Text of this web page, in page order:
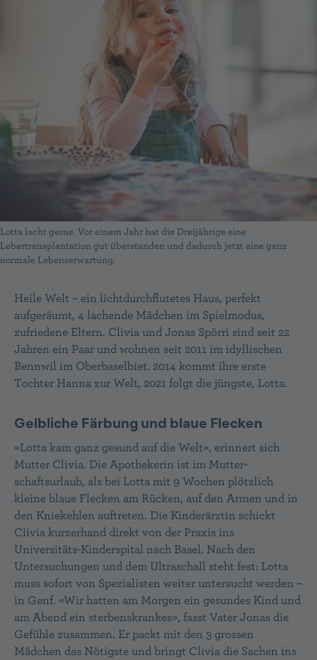
Lotta lacht gerne. Vor einem Jahr hat die Dreijährige eine
Lebertransplantation gut überstanden und dadurch jetzt eine ganz
normale Lebenserwartung.
Heile Welt – ein lichtdurchflutetes Haus, perfekt
aufgeräumt, 4 lachende Mädchen im Spielmodus,
zufriedene Eltern. Clivia und Jonas Spörri sind seit 22
Jahren ein Paar und wohnen seit 2011 im idyllischen
Bennwil im Oberbaselbiet. 2014 kommt ihre erste
Tochter Hanna zur Welt, 2021 folgt die jüngste, Lotta.
Gelbliche Färbung und blaue Flecken
«Lotta kam ganz gesund auf die Welt», erinnert sich
Mutter Clivia. Die Apothekerin ist im Mutter­
schaftsurlaub, als bei Lotta mit 9 Wochen plötzlich
kleine blaue Flecken am Rücken, auf den Armen und in
den Kniekehlen auftreten. Die Kinderärztin schickt
Clivia kurzerhand direkt von der Praxis ins
Universitäts-Kinderspital nach Basel. Nach den
Untersuchungen und dem Ultraschall steht fest: Lotta
muss sofort von Spezialisten weiter unter­sucht werden –
in Genf. «Wir hatten am Morgen ein gesundes Kind und
am Abend ein sterbens­krankes», fasst Vater Jonas die
Gefühle zusam­men. Er packt mit den 3 grossen
Mädchen das Nötigste und bringt Clivia die Sachen ins